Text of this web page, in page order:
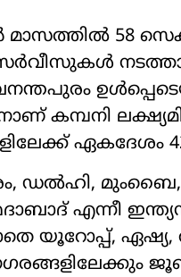
58
സര്‍വീസുകള്‍
കമ്പനി
ഡല്‍ഹി,
എന്നീ
യൂറോപ്പ്, ഏഷ്യ,
നഗരങ്ങളിലേക്കും